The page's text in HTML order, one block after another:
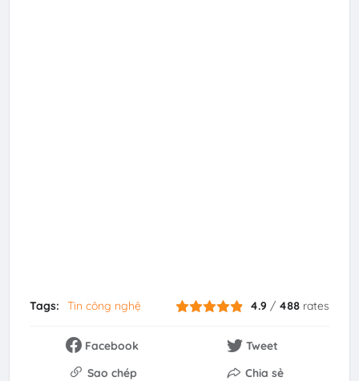
Tags: Tin công nghệ 4.9 / 488 rates
Facebook
Tweet
Sao chép
Chia sẻ